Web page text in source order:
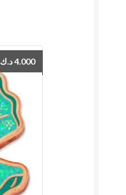
4.000د.ك